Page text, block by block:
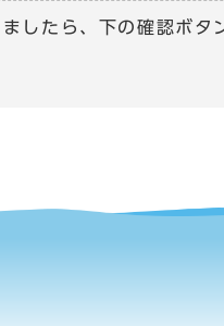
したら、下の確認ボタ